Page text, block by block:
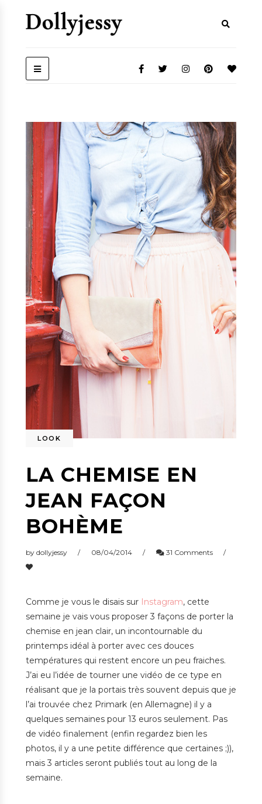
LOOK
LA CHEMISE EN
JEAN FAÇON
BOHÈME
by dollyjessy 08/04/2014 31 Comments
Comme je vous le disais sur Instagram, cette
semaine je vais vous proposer 3 façons de porter la
chemise en jean clair, un incontournable du
printemps idéal à porter avec ces douces
températures qui restent encore un peu fraiches.
J’ai eu l’idée de tourner une vidéo de ce type en
réalisant que je la portais très souvent depuis que je
l’ai trouvée chez Primark (en Allemagne) il y a
quelques semaines pour 13 euros seulement. Pas
de vidéo finalement (enfin regardez bien les
photos, il y a une petite différence que certaines ;)),
mais 3 articles seront publiés tout au long de la
semaine.